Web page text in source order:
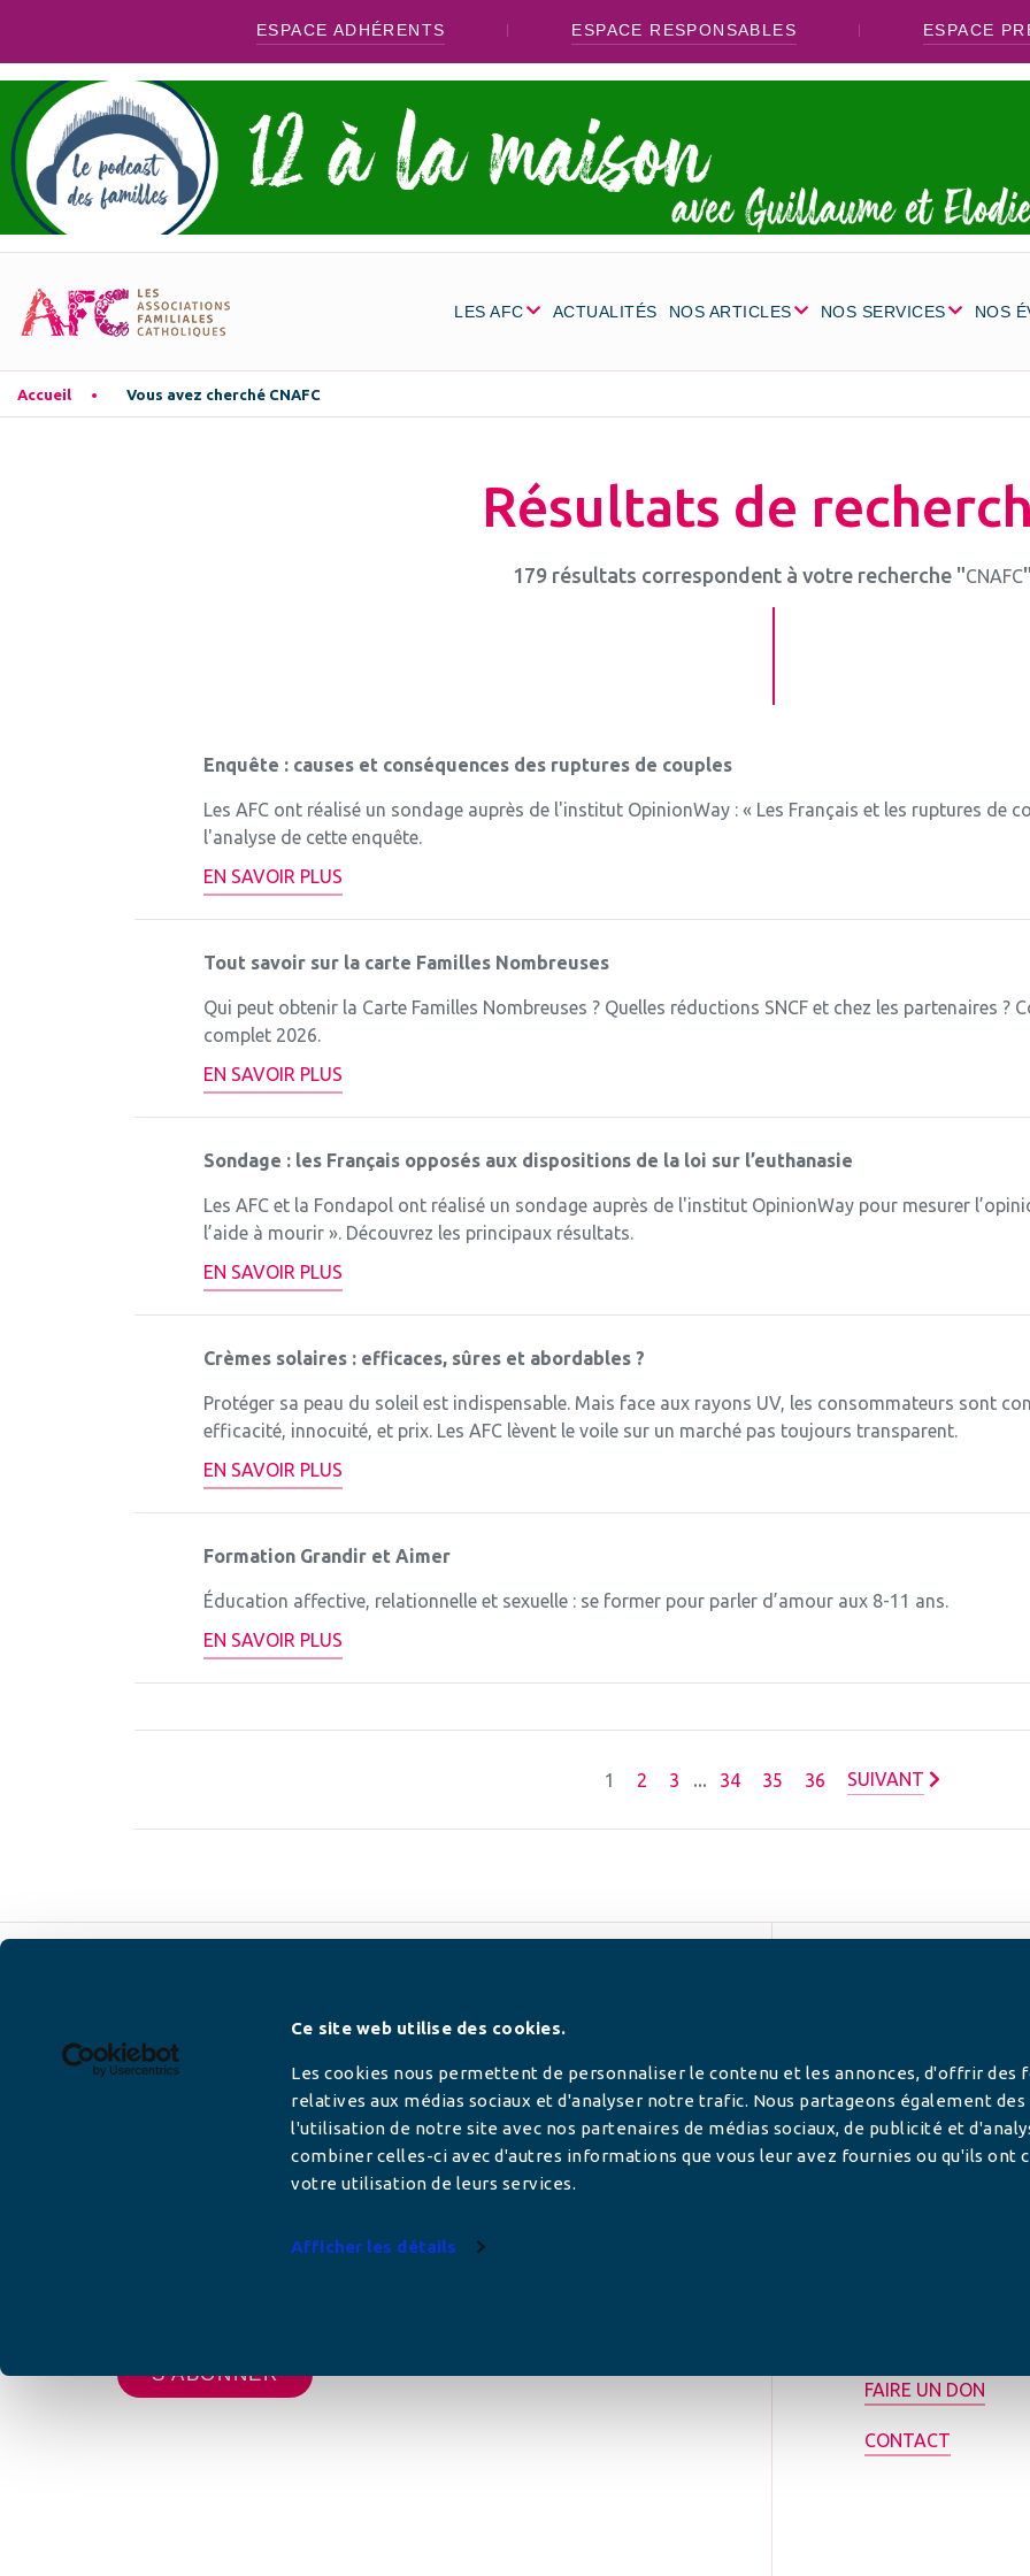
Ce site web utilise des cookies.
Les cookies nous permettent de personnaliser le contenu et les annonces, d'offrir des
relatives aux médias sociaux et d'analyser notre trafic. Nous partageons également
l'utilisation de notre site avec nos partenaires de médias sociaux, de publicité et
combiner celles-ci avec d'autres informations que vous leur avez fournies ou qu'ils ont
votre utilisation de leurs services.
Afficher les détails
ESPACE ADHÉRENTS ESPACE RESPONSABLES ESPACE
LES AFC ACTUALITÉS NOS ARTICLES NOS SERVICES NOS
Accueil Vous avez cherché CNAFC
Résultats de
179 résultats correspondent à votre recherche "CNAFC
Enquête : causes et conséquences des ruptures de couples
Les AFC ont réalisé un sondage auprès de l'institut OpinionWay : « Les Français et les ruptures de
l'analyse de cette enquête.
EN SAVOIR PLUS
Tout savoir sur la carte Familles Nombreuses
Qui peut obtenir la Carte Familles Nombreuses ? Quelles réductions SNCF et chez les partenaires ?
complet 2026.
EN SAVOIR PLUS
Sondage : les Français opposés aux dispositions de la loi sur l’euthanasie
Les AFC et la Fondapol ont réalisé un sondage auprès de l'institut OpinionWay pour mesurer
l’aide à mourir ». Découvrez les principaux résultats.
EN SAVOIR PLUS
Crèmes solaires : efficaces, sûres et abordables ?
Protéger sa peau du soleil est indispensable. Mais face aux rayons UV, les consommateurs sont
efficacité, innocuité, et prix. Les AFC lèvent le voile sur un marché pas toujours transparent.
EN SAVOIR PLUS
Formation Grandir et Aimer
Éducation affective, relationnelle et sexuelle : se former pour parler d’amour aux 8-11 ans.
EN SAVOIR PLUS
1 2 3 ... 34 35 36 SUIVANT
Newsletter
FAIRE UN DON
CONTACT